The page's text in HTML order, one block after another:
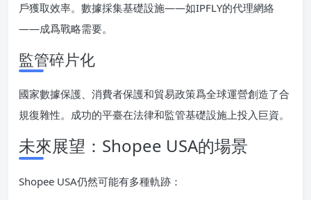
戶獲取效率。數據採集基礎設施——如IPFLY的代理網絡
——成爲戰略需要。
監管碎片化
國家數據保護、消費者保護和貿易政策爲全球運營創造了合
規復雜性。成功的平臺在法律和監管基礎設施上投入巨資。
未來展望：Shopee USA的場景
Shopee USA仍然可能有多種軌跡：